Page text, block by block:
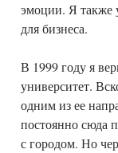
эмоции. Я также
для бизнеса.
В 1999 году я
университет.
одним из ее
постоянно сюда
с городом. Но